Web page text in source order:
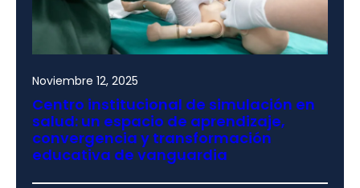
Noviembre 12, 2025
Centro institucional de simulación en
salud: un espacio de aprendizaje,
convergencia y transformación
educativa de vanguardia